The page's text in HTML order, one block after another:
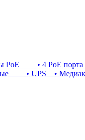
PoE • 4 PoE порта
• UPS •